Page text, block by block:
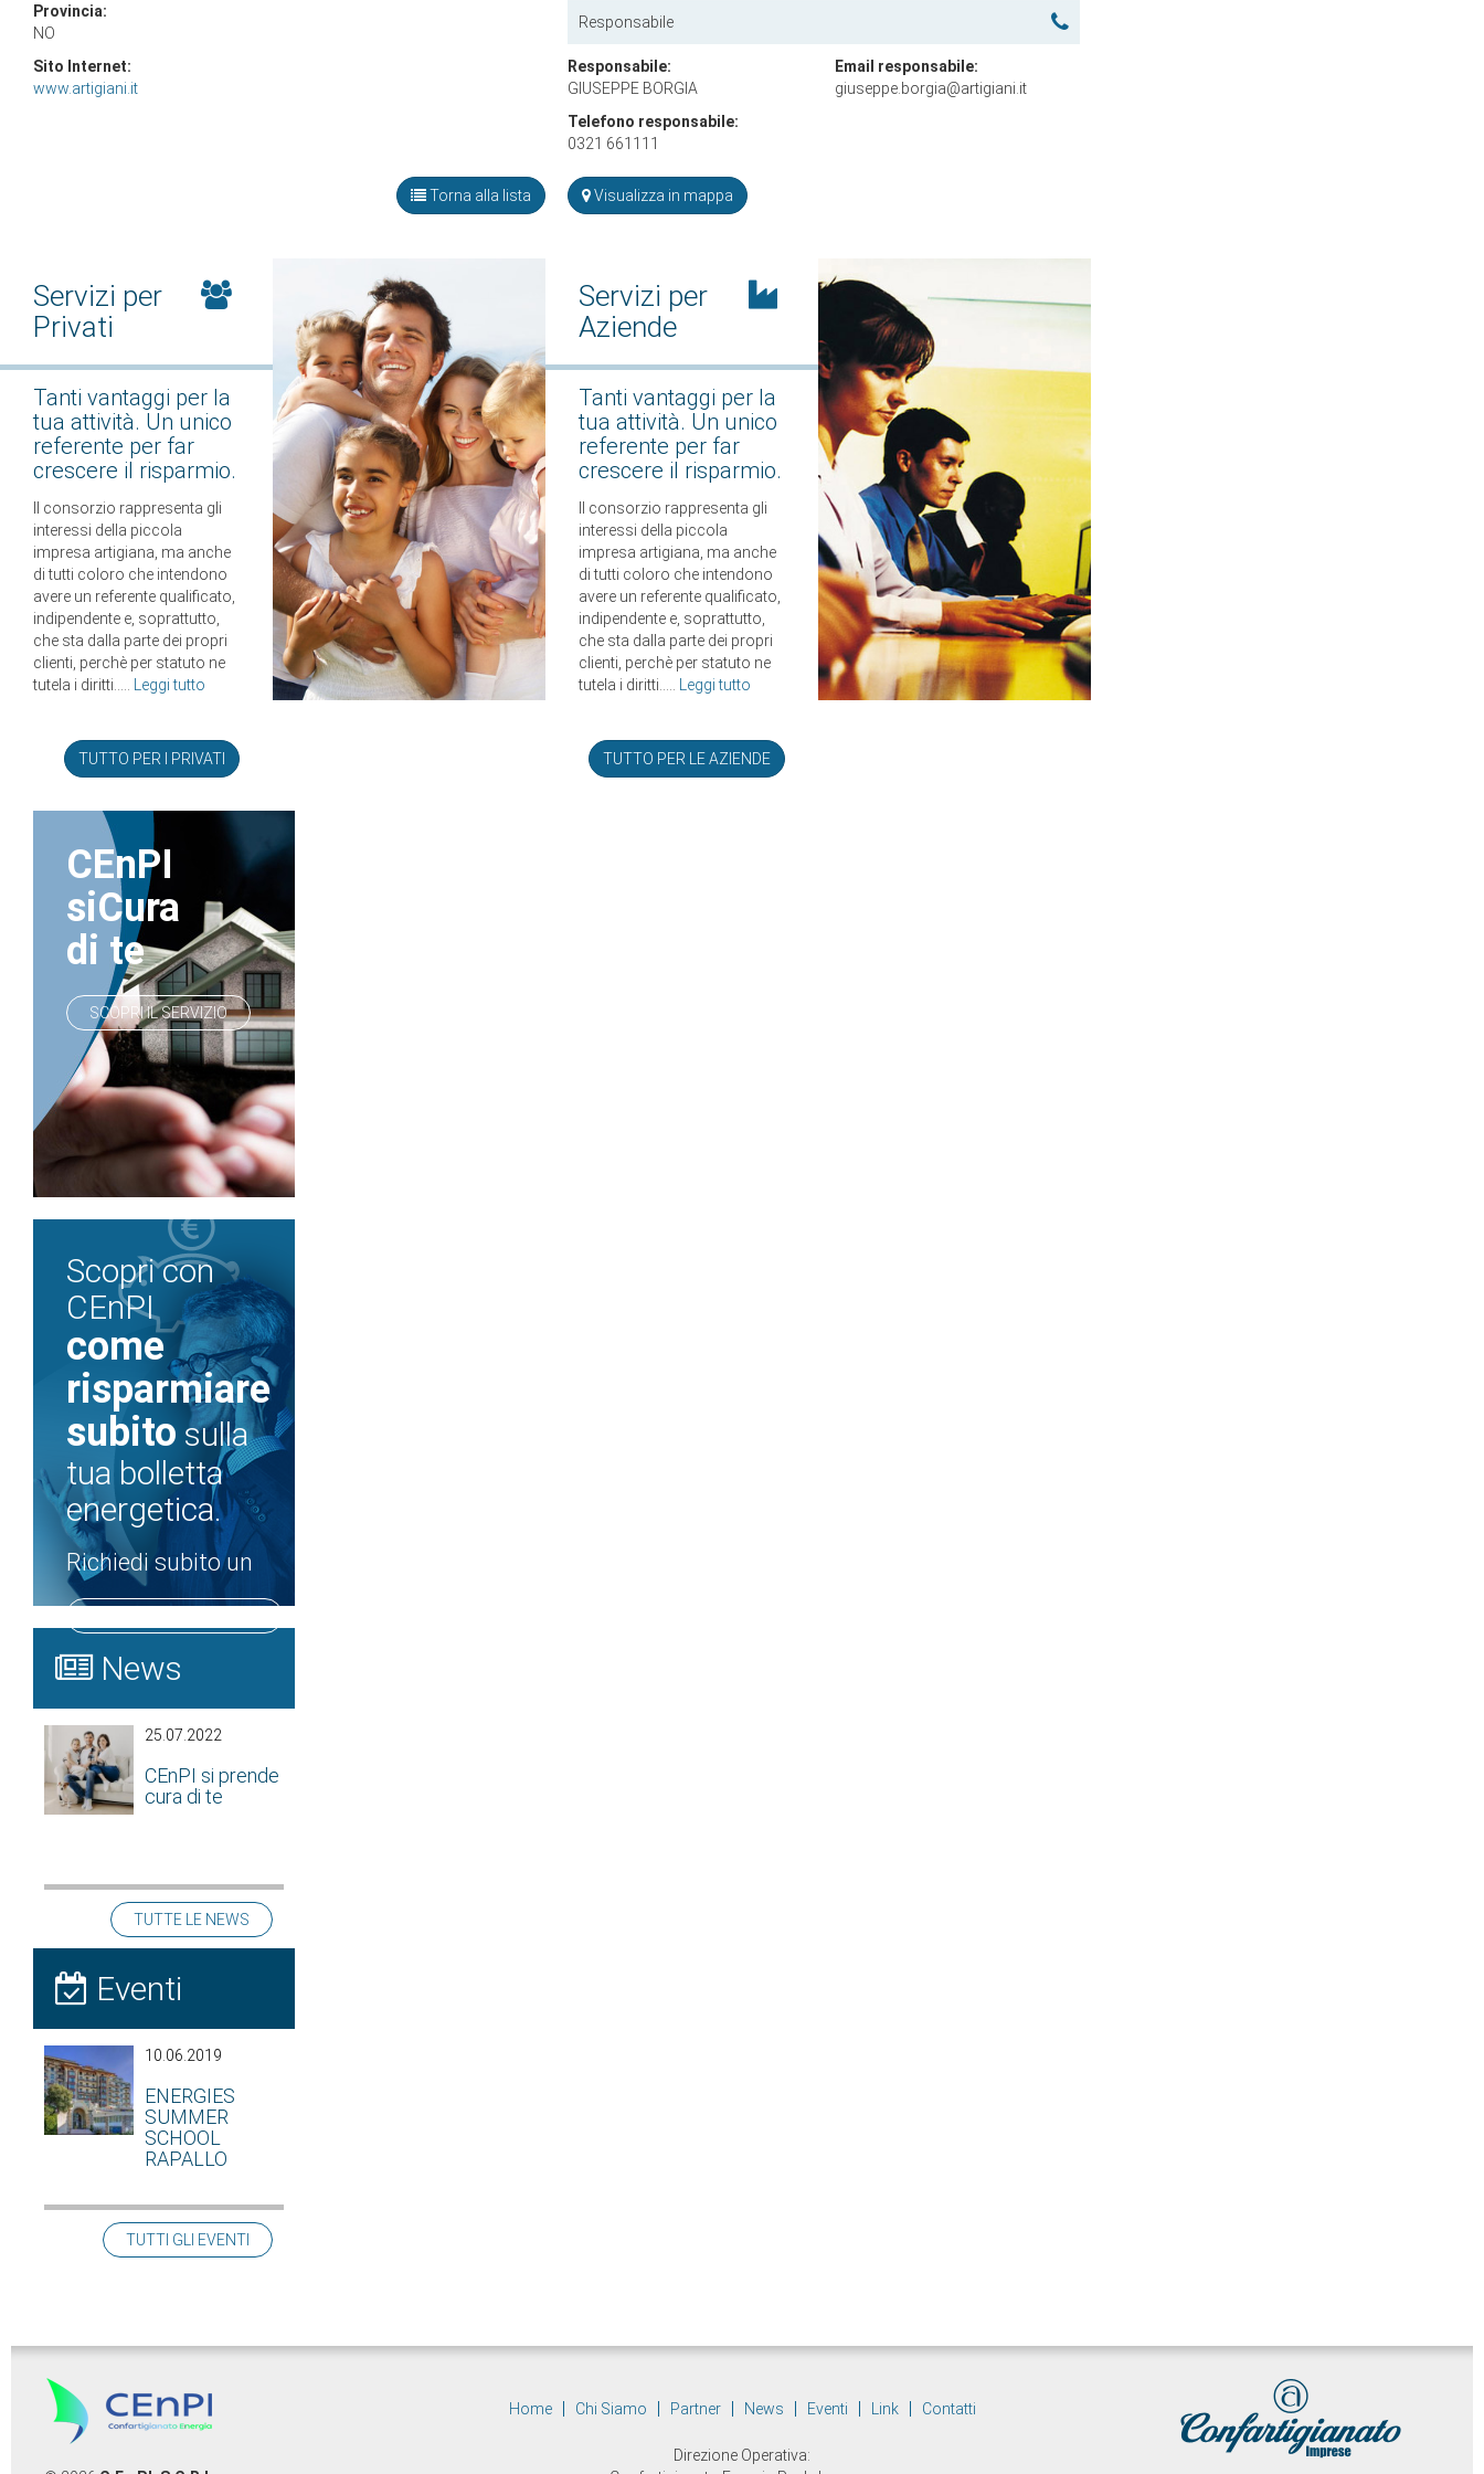
Provincia:
NO
Sito Internet:
www.artigiani.it
Responsabile
Responsabile:
GIUSEPPE BORGIA
Email responsabile:
giuseppe.borgia@artigiani.it
Telefono responsabile:
0321 661111
Torna alla lista Visualizza in mappa
Servizi per
Privati
Tanti vantaggi per la
tua attività. Un unico
referente per far
crescere il risparmio.
Il consorzio rappresenta gli
interessi della piccola
impresa artigiana, ma anche
di tutti coloro che intendono
avere un referente qualificato,
indipendente e, soprattutto,
che sta dalla parte dei propri
clienti, perchè per statuto ne
tutela i diritti.....
Leggi tutto
TUTTO PER I PRIVATI
Servizi per
Aziende
Tanti vantaggi per la
tua attività. Un unico
referente per far
crescere il risparmio.
Il consorzio rappresenta gli
interessi della piccola
impresa artigiana, ma anche
di tutti coloro che intendono
avere un referente qualificato,
indipendente e, soprattutto,
che sta dalla parte dei propri
clienti, perchè per statuto ne
tutela i diritti.....
Leggi tutto
TUTTO PER LE AZIENDE
CEnPI
siCura
di te
SCOPRI IL SERVIZIO
Scopri con
CEnPI
come
risparmiare
subito sulla
tua bolletta
energetica.
Richiedi subito un
News
25.07.2022
CEnPI si prende
cura di te
TUTTE LE NEWS
Eventi
10.06.2019
ENERGIES
SUMMER
SCHOOL
RAPALLO
TUTTI GLI EVENTI
Home Chi Siamo Partner News Eventi Link Contatti
Direzione Operativa: